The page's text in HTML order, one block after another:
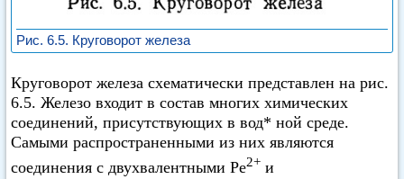
Рис. 6.5. Круговорот железа
Круговорот железа схематически представлен на рис.
6.5. Железо входит в состав многих химических
соединений, присутствующих в вод* ной среде.
Самыми распространенными из них являются
соединения с двухвалентными Ре2+ и